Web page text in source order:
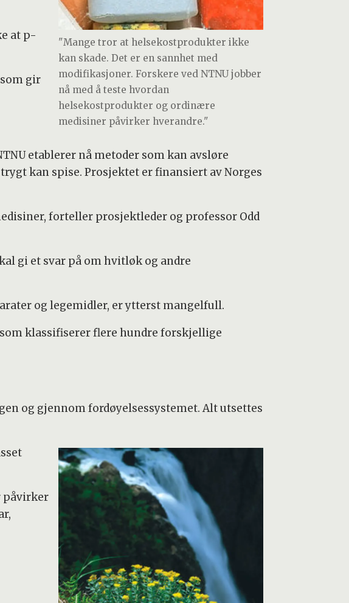
"Mange tror at helsekostprodukter ikke
kan skade. Det er en sannhet med
modifikasjoner. Forskere ved NTNU jobber
nå med å teste hvordan
helsekostprodukter og ordinære
medisiner påvirker hverandre."
at p-
gir
etablerer nå metoder som kan avsløre
kan spise. Prosjektet er finansiert av Norges
forteller prosjektleder og professor Odd
gi et svar på om hvitløk og andre
og legemidler, er ytterst mangelfull.
klassifiserer flere hundre forskjellige
og gjennom fordøyelsessystemet. Alt utsettes
påvirker